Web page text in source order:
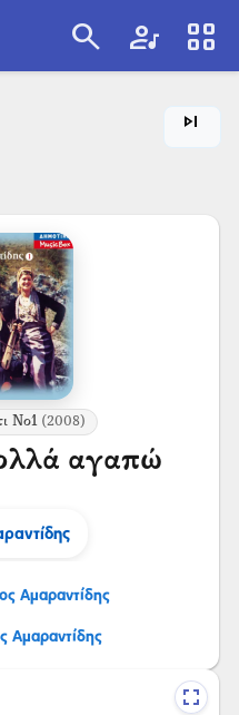
search artist view_cozy
skip_next
Νο1 (2008)
αγαπώ
Αμαραντίδης
Αμαραντίδης